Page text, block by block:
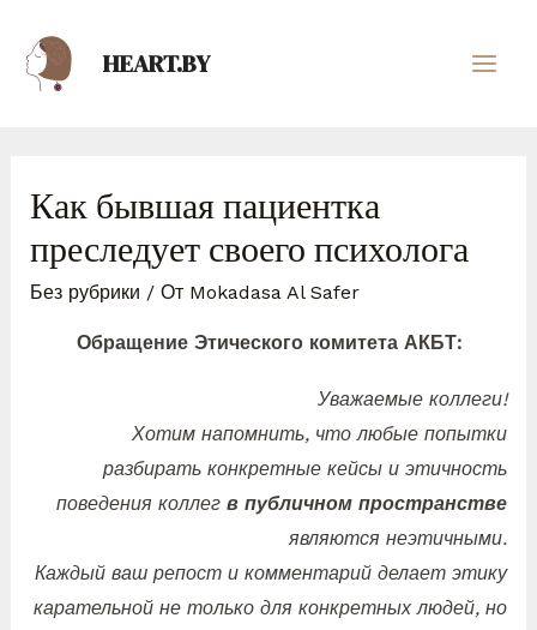
HEART.BY
Как бывшая пациентка
преследует своего психолога
Без рубрики / От Mokadasa Al Safer
Обращение Этического комитета АКБТ:
Уважаемые коллеги!
Хотим напомнить, что любые попытки
разбирать конкретные кейсы и этичность
поведения коллегв публичном пространстве
являются неэтичными.
Каждый ваш репост и комментарий делает этику
карательной не только для конкретных людей, но